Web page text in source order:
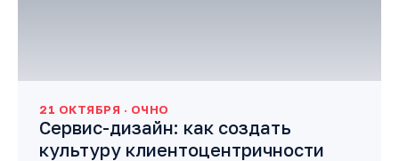
21 ОКТЯБРЯ · ОЧНО
Сервис-дизайн: как создать
культуру клиентоцентричности